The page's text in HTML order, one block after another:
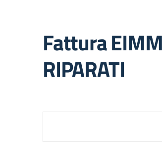
Fattura
RIPARATI